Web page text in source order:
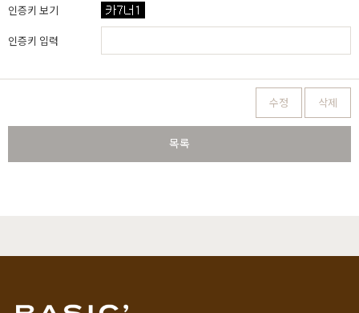
인증키 보기
인증키 입력
수정 삭제
목록